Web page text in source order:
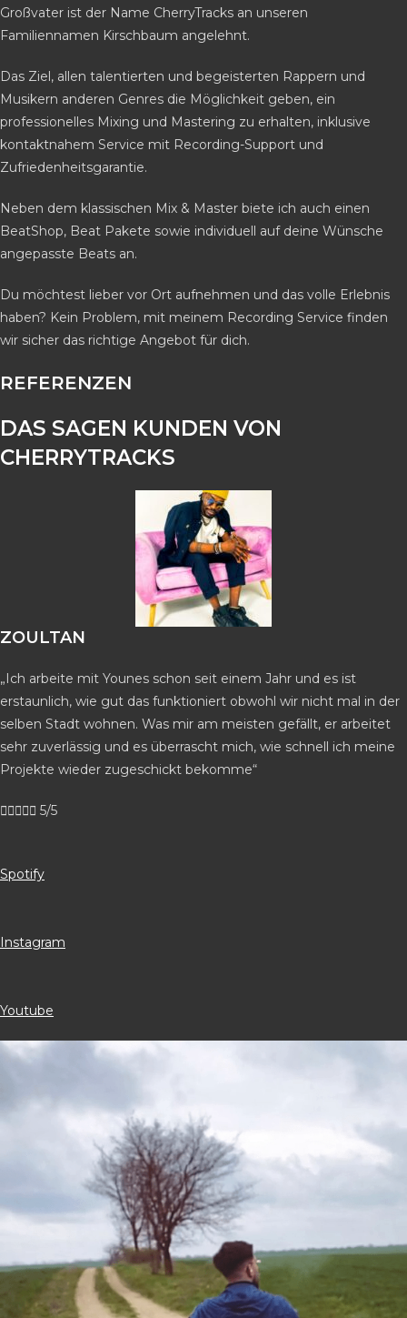
Großvater ist der Name CherryTracks an unseren
Familiennamen Kirschbaum angelehnt.
Das Ziel, allen talentierten und begeisterten Rappern und
Musikern anderen Genres die Möglichkeit geben, ein
professionelles Mixing und Mastering zu erhalten, inklusive
kontaktnahem Service mit Recording-Support und
Zufriedenheitsgarantie.
Neben dem klassischen Mix & Master biete ich auch einen
BeatShop, Beat Pakete sowie individuell auf deine Wünsche
angepasste Beats an.
Du möchtest lieber vor Ort aufnehmen und das volle Erlebnis
haben? Kein Problem, mit meinem Recording Service finden
wir sicher das richtige Angebot für dich.
REFERENZEN
DAS SAGEN KUNDEN VON
CHERRYTRACKS
ZOULTAN
„Ich arbeite mit Younes schon seit einem Jahr und es ist
erstaunlich, wie gut das funktioniert obwohl wir nicht mal in der
selben Stadt wohnen. Was mir am meisten gefällt, er arbeitet
sehr zuverlässig und es überrascht mich, wie schnell ich meine
Projekte wieder zugeschickt bekomme“
 5/5
Spotify
Instagram
Youtube